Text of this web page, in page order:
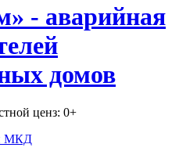
- аварийная
домов
ценз: 0+
МКД